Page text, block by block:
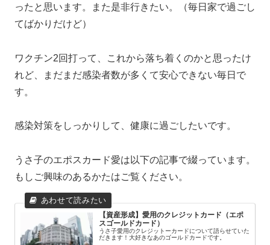
ったと思います。また是非行きたい。（毎日家で過ごし
てばかりだけど）
ワクチン2回打って、これから落ち着くのかと思ったけ
れど、まだまだ感染者数が多くて安心できない毎日で
す。
感染対策をしっかりして、健康に過ごしたいです。
うさ子のエポスカード愛は以下の記事で綴っています。
もしご興味のあるかたはご覧ください。
【資産形成】愛用のクレジットカード（エポ
スゴールドカード）
うさ子愛用のクレジットーカードについて語らせていた
だきます！大好きなあのゴールドカードです。